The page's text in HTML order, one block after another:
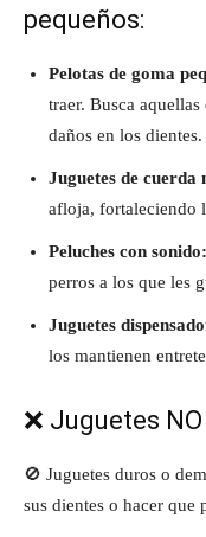
pequeños:
Pelotas de goma
traer. Busca aquellas
daños en los dientes.
Juguetes de cuerda
afloja, fortaleciendo
Peluches con sonido:
perros a los que les
Juguetes
los mantienen
❌ Juguetes
🚫 Juguetes duros o
sus dientes o hacer que